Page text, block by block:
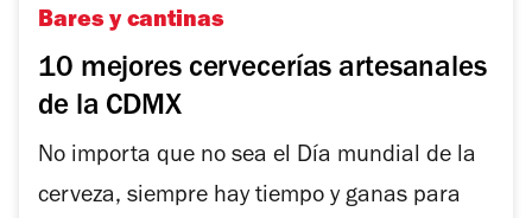
Bares y cantinas
10 mejores cervecerías artesanales
de la CDMX
No importa que no sea el Día mundial de la
cerveza, siempre hay tiempo y ganas para